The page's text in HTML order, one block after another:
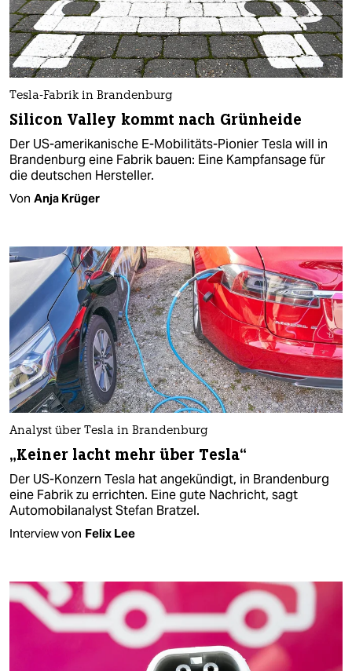
Tesla-Fabrik in Brandenburg
Silicon Valley kommt nach Grünheide
Der US-amerikanische E-Mobilitäts-Pionier Tesla will in
Brandenburg eine Fabrik bauen: Eine Kampfansage für
die deutschen Hersteller.
Von Anja Krüger
Analyst über Tesla in Brandenburg
„Keiner lacht mehr über Tesla“
Der US-Konzern Tesla hat angekündigt, in Brandenburg
eine Fabrik zu errichten. Eine gute Nachricht, sagt
Automobilanalyst Stefan Bratzel.
Interview von Felix Lee